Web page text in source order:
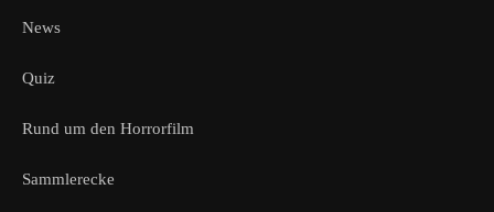
News
Quiz
Rund um den Horrorfilm
Sammlerecke